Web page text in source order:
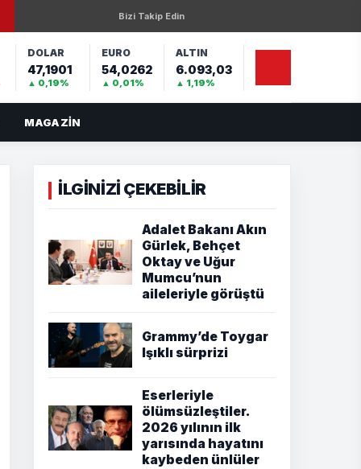
Bizi Takip Edin
DOLAR
47,1901
▲ 0,19%
EURO
54,0262
▲ 0,01%
ALTIN
6.093,03
▲ 1,19%
MAGAZIN
İLGİNİZİ ÇEKEBİLİR
Adalet Bakanı Akın
Gürlek, Behçet
Oktay ve Uğur
Mumcu’nun
aileleriyle görüştü
Grammy’de Toygar
Işıklı sürprizi
Eserleriyle
ölümsüzleştiler.
2026 yılının ilk
yarısında hayatını
kaybeden ünlüler